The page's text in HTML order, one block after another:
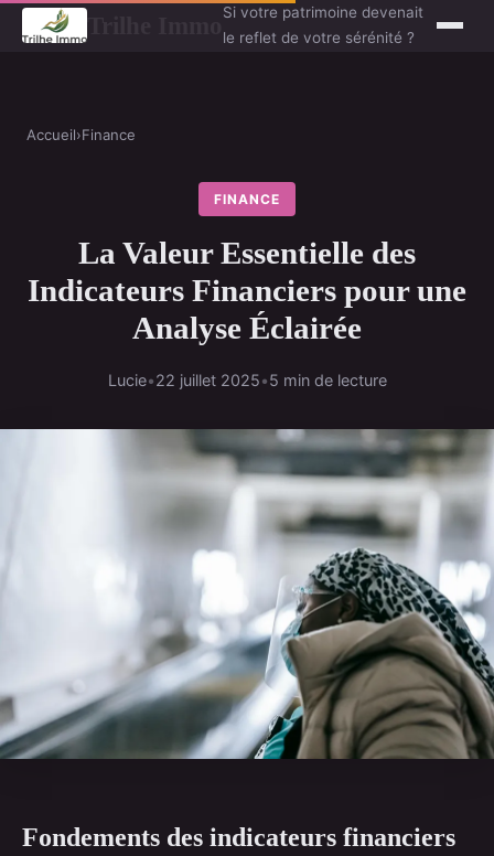
Si votre patrimoine devenait
le reflet de votre sérénité ?
Accueil›Finance
FINANCE
La Valeur Essentielle des
Indicateurs Financiers pour une
Analyse Éclairée
Lucie•22 juillet 2025•5 min de lecture
Fondements des indicateurs financiers